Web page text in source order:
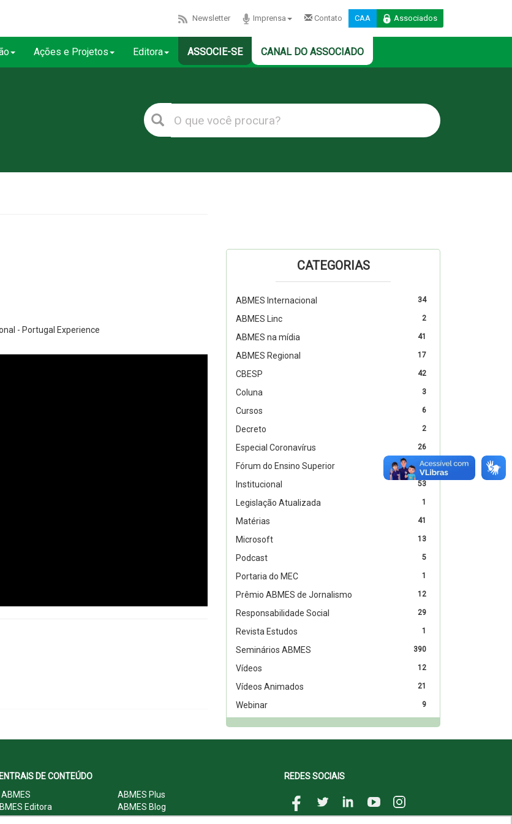
Newsletter Imprensa Contato CAA Associados
Ações e Projetos Editora ASSOCIE-SE CANAL DO ASSOCIADO
- Portugal Experience
CATEGORIAS
34
ABMES Internacional
2
ABMES Linc
41
ABMES na mídia
17
ABMES Regional
42
CBESP
3
Coluna
6
Cursos
2
Decreto
26
Especial Coronavírus
11
Fórum do Ensino Superior
53
Institucional
1
Legislação Atualizada
41
Matérias
13
Microsoft
5
Podcast
1
Portaria do MEC
12
Prêmio ABMES de Jornalismo
29
Responsabilidade Social
1
Revista Estudos
390
Seminários ABMES
12
Vídeos
21
Vídeos Animados
9
Webinar
DE CONTEÚDO
ABMES Plus
Editora
ABMES Blog
LInC
Legislação
REDES SOCIAIS